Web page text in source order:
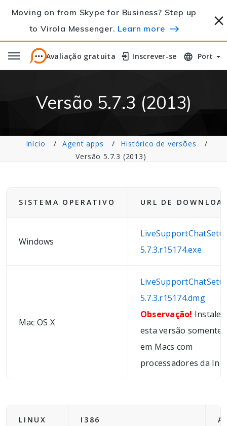
Moving on from Skype for Business? Step up
to Virola Messenger. Learn more
Avaliação gratuita
Avaliação gratuita Inscrever-se
Inscrever-se Port
Versão 5.7.3 (2013)
Início Agent apps
Histórico de versões
Versão 5.7.3 (2013)
SISTEMA OPERATIVO URL DE
Windows
5.7.3.r15174.exe
Mac OS X
5.7.3.r15174.dmg
Observação! Instale
esta versão somente
em Macs com
processadores da
LINUX I386